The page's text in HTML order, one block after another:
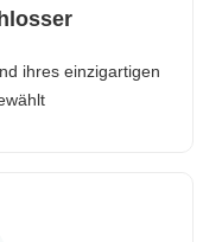
ihres einzigartigen